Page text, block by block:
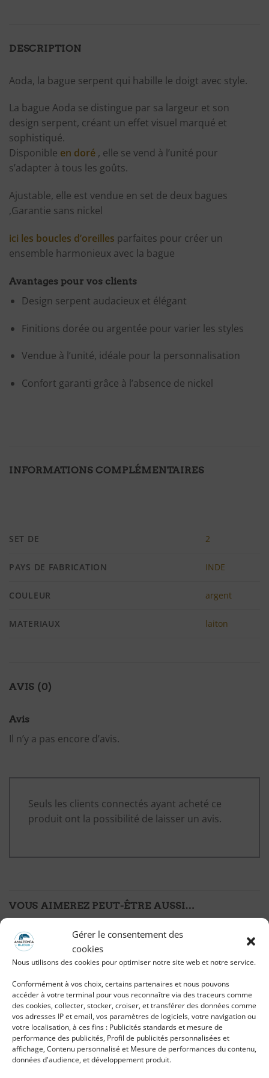
Gérer le consentement des
cookies
Nous utilisons des cookies pour optimiser notre site web et notre service.
Conformément à vos choix, certains partenaires et nous pouvons
accéder à votre terminal pour vous reconnaître via des traceurs comme
des cookies, collecter, stocker, croiser, et transférer des données comme
vos adresses IP et email, vos paramètres de logiciels, votre navigation ou
votre localisation, à ces fins : Publicités standards et mesure de
performance des publicités, Profil de publicités personnalisées et
affichage, Contenu personnalisé et Mesure de performances du contenu,
données d'audience, et développement produit.
DESCRIPTION
Aoda, la bague serpent qui habille le doigt avec style.
La bague Aoda se distingue par sa largeur et son
design serpent, créant un effet visuel marqué et
sophistiqué.
Disponible en doré , elle se vend à l’unité pour
s’adapter à tous les goûts.
Ajustable, elle est vendue en set de deux bagues
,Garantie sans nickel
ici les boucles d’oreilles parfaites pour créer un
ensemble harmonieux avec la bague
Avantages pour vos clients
Design serpent audacieux et élégant
Finitions dorée ou argentée pour varier les styles
Vendue à l’unité, idéale pour la personnalisation
Confort garanti grâce à l’absence de nickel
INFORMATIONS COMPLÉMENTAIRES
SET DE 2
PAYS DE FABRICATION INDE
COULEUR argent
MATERIAUX laiton
AVIS (0)
Avis
Il n’y a pas encore d’avis.
Seuls les clients connectés ayant acheté ce
produit ont la possibilité de laisser un avis.
VOUS AIMEREZ PEUT-ÊTRE AUSSI…
à ma
d'envies
Bracelet Serpent 2 têtes en
à ma
Boucle d’oreille serpent